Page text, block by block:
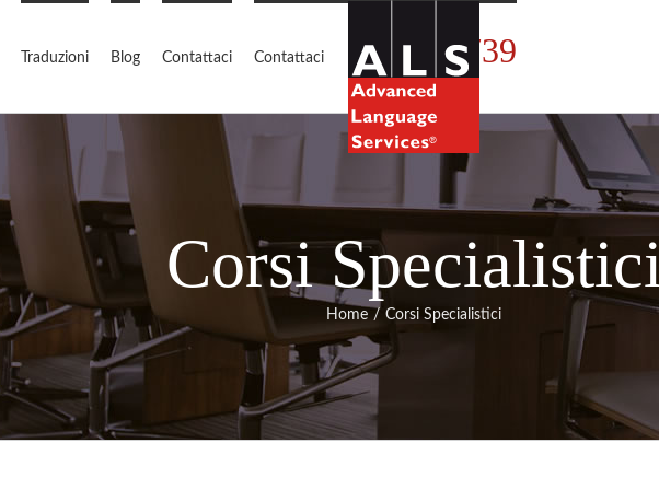
Traduzioni Blog Contattaci Contattaci 02.5450739
Corsi
Home Corsi Specialistici